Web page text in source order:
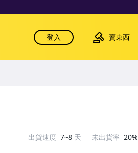
登入 賣東西
出貨速度 7~8 天 未出貨率 20%